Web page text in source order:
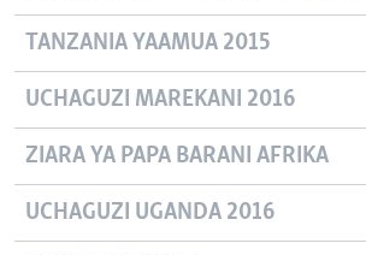
TANZANIA YAAMUA 2015
UCHAGUZI MAREKANI 2016
ZIARA YA PAPA BARANI AFRIKA
UCHAGUZI UGANDA 2016